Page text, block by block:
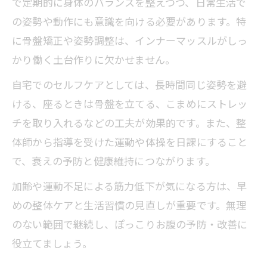
の姿勢や動作にも意識を向ける必要があります。特
に骨盤矯正や姿勢調整は、インナーマッスルがしっ
かり働く土台作りに欠かせません。
自宅でのセルフケアとしては、長時間同じ姿勢を避
ける、座るときは骨盤を立てる、こまめにストレッ
チを取り入れるなどの工夫が効果的です。また、整
体師から指導を受けた運動や体操を日課にすること
で、衰えの予防と健康維持につながります。
加齢や運動不足による筋力低下が気になる方は、早
めの整体ケアと生活習慣の見直しが重要です。無理
のない範囲で継続し、ぽっこりお腹の予防・改善に
役立てましょう。